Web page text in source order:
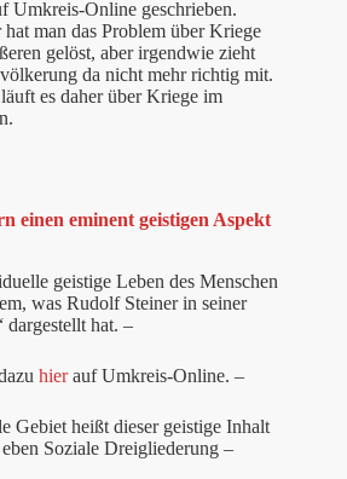
Umkreis-Online geschrieben.
hat man das Problem über Kriege
gelöst, aber irgendwie zieht
da nicht mehr richtig mit.
es daher über Kriege im
einen eminent geistigen Aspekt
geistige Leben des Menschen
was Rudolf Steiner in seiner
dargestellt hat. –
hierauf Umkreis-Online. –
Gebiet heißt dieser geistige Inhalt
Soziale Dreigliederung –